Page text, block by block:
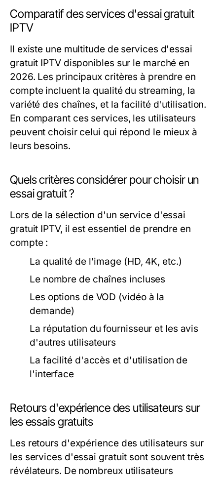
Comparatif des services d'essai gratuit
IPTV
Il existe une multitude de services d'essai
gratuit IPTV disponibles sur le marché en
2026. Les principaux critères à prendre en
compte incluent la qualité du streaming, la
variété des chaînes, et la facilité d'utilisation.
En comparant ces services, les utilisateurs
peuvent choisir celui qui répond le mieux à
leurs besoins.
Quels critères considérer pour choisir un
essai gratuit ?
Lors de la sélection d'un service d'essai
gratuit IPTV, il est essentiel de prendre en
compte :
La qualité de l'image (HD, 4K, etc.)
Le nombre de chaînes incluses
Les options de VOD (vidéo à la
demande)
La réputation du fournisseur et les avis
d'autres utilisateurs
La facilité d'accès et d'utilisation de
l'interface
Retours d'expérience des utilisateurs sur
les essais gratuits
Les retours d'expérience des utilisateurs sur
les services d'essai gratuit sont souvent très
révélateurs. De nombreux utilisateurs